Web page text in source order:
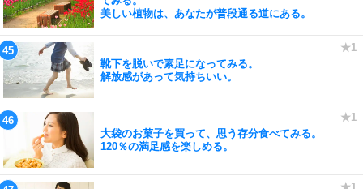
美しい植物は、あなたが普段通る道にある。
靴下を脱いで素足になってみる。
解放感があって気持ちいい。
大袋のお菓子を買って、思う存分食べてみる。
120％の満足感を楽しめる。